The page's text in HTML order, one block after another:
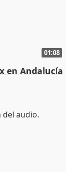
01:08
en Andalucía